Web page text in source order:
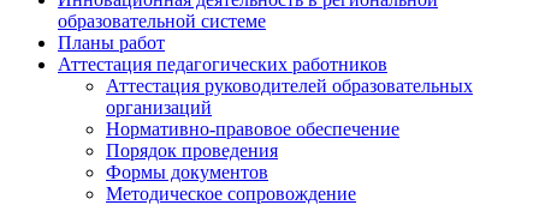
образовательной системе
Планы работ
Аттестация педагогических работников
Аттестация руководителей образовательных
организаций
Нормативно-правовое обеспечение
Порядок проведения
Формы документов
Методическое сопровождение